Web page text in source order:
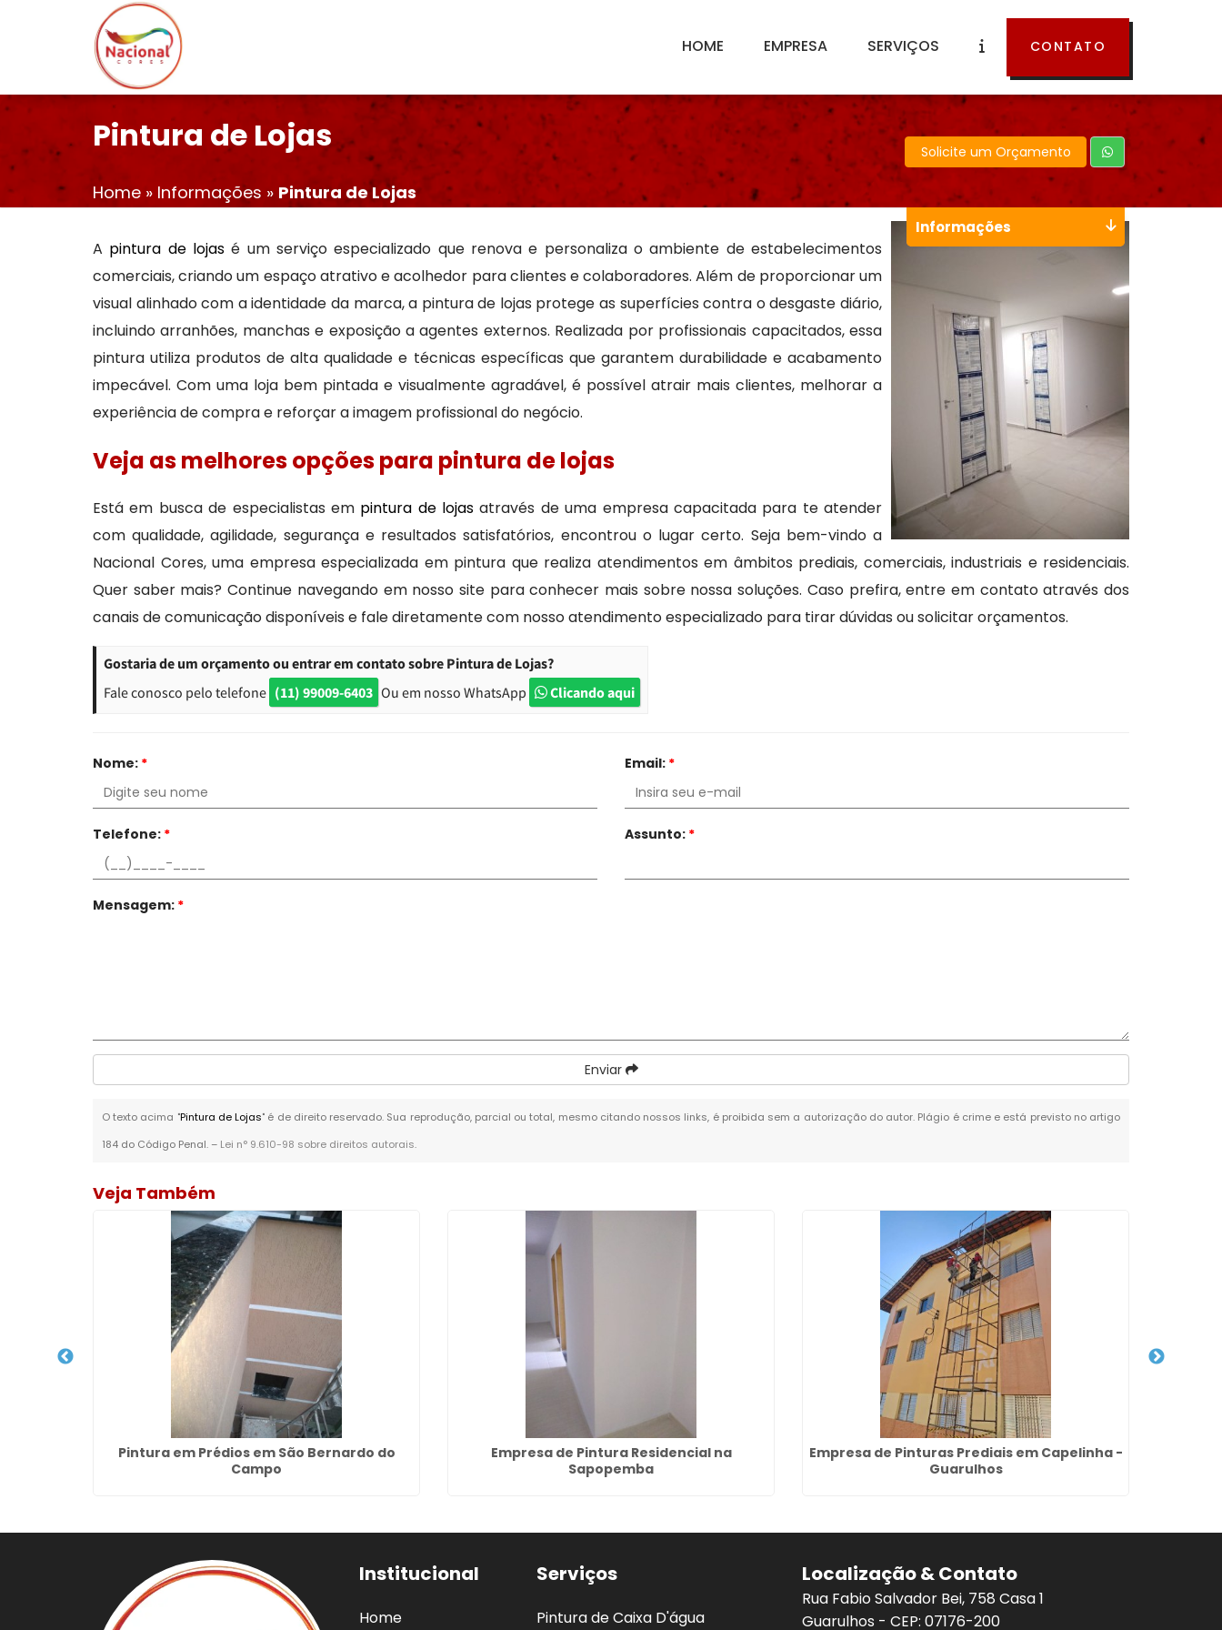
HOME EMPRESA SERVIÇOS CONTATO
Pintura de Lojas
Home » Informações » Pintura de Lojas
Solicite um Orçamento
A pintura de lojas é um serviço especializado que renova e personaliza o ambiente de estabelecimentos
comerciais, criando um espaço atrativo e acolhedor para clientes e colaboradores. Além de proporcionar um
visual alinhado com a identidade da marca, a pintura de lojas protege as superfícies contra o desgaste diário,
incluindo arranhões, manchas e exposição a agentes externos. Realizada por profissionais capacitados, essa
pintura utiliza produtos de alta qualidade e técnicas específicas que garantem durabilidade e acabamento
impecável. Com uma loja bem pintada e visualmente agradável, é possível atrair mais clientes, melhorar a
experiência de compra e reforçar a imagem profissional do negócio.
Veja as melhores opções para pintura de lojas
Está em busca de especialistas em pintura de lojas através de uma empresa capacitada para te atender
com qualidade, agilidade, segurança e resultados satisfatórios, encontrou o lugar certo. Seja bem-vindo a
Nacional Cores, uma empresa especializada em pintura que realiza atendimentos em âmbitos prediais, comerciais, industriais e residenciais.
Quer saber mais? Continue navegando em nosso site para conhecer mais sobre nossa soluções. Caso prefira, entre em contato através dos
canais de comunicação disponíveis e fale diretamente com nosso atendimento especializado para tirar dúvidas ou solicitar orçamentos.
Gostaria de um orçamento ou entrar em contato sobre Pintura de Lojas?
Fale conosco pelo telefone (11) 99009-6403 Ou em nosso WhatsApp Clicando aqui
Nome: * Email: *
Telefone: * Assunto: *
Mensagem: *
Enviar
O texto acima "Pintura de Lojas" é de direito reservado. Sua reprodução, parcial ou total, mesmo citando nossos links, é proibida sem a autorização do autor. Plágio é crime e está previsto no artigo
184 do Código Penal. – Lei n° 9.610-98 sobre direitos autorais.
Informações
Veja Também
Pintura em Prédios em São Bernardo do
Campo
Empresa de Pintura Residencial na
Sapopemba
Empresa de Pinturas Prediais em Capelinha -
Guarulhos
Institucional
Home
Serviços
Pintura de Caixa D'água
Localização & Contato
Rua Fabio Salvador Bei, 758 Casa 1
Guarulhos - CEP: 07176-200